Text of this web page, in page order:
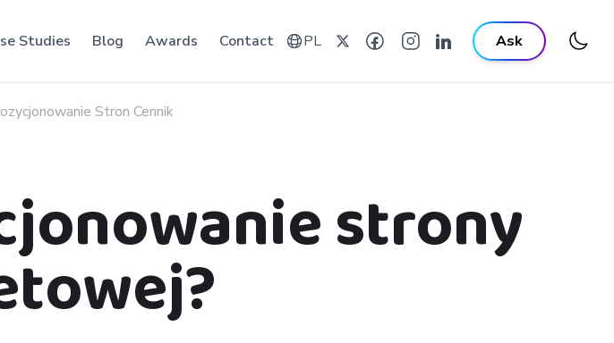
Studies Blog Awards Contact PL Ask
Stron Cennik
strony